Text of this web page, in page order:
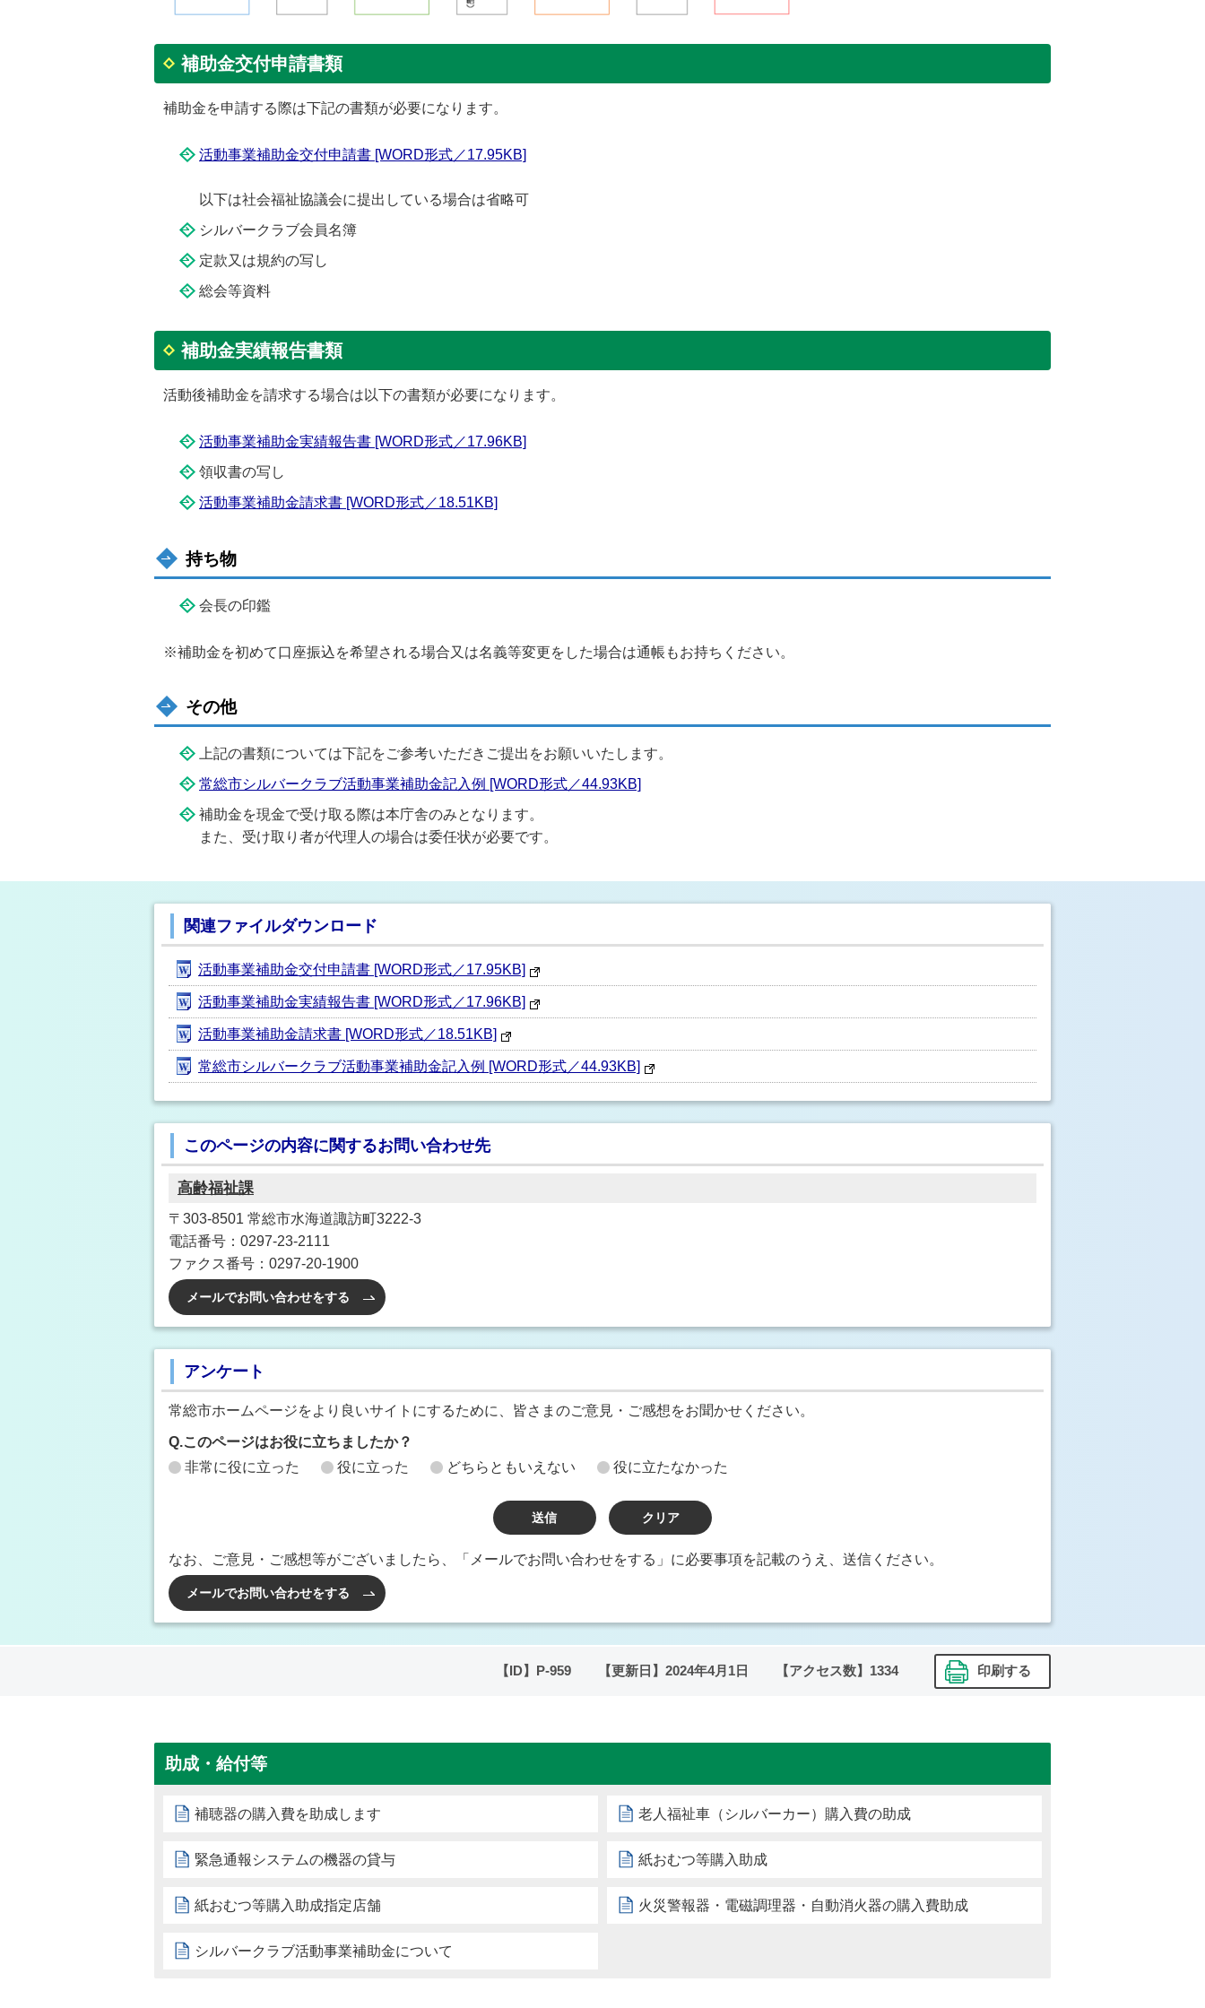
補助金交付申請書類
補助金を申請する際は下記の書類が必要になります。
活動事業補助金交付申請書 [WORD形式／17.95KB]
以下は社会福祉協議会に提出している場合は省略可
シルバークラブ会員名簿
定款又は規約の写し
総会等資料
補助金実績報告書類
活動後補助金を請求する場合は以下の書類が必要になります。
活動事業補助金実績報告書 [WORD形式／17.96KB]
領収書の写し
活動事業補助金請求書 [WORD形式／18.51KB]
持ち物
会長の印鑑
※補助金を初めて口座振込を希望される場合又は名義等変更をした場合は通帳もお持ちください。
その他
上記の書類については下記をご参考いただきご提出をお願いいたします。
常総市シルバークラブ活動事業補助金記入例 [WORD形式／44.93KB]
補助金を現金で受け取る際は本庁舎のみとなります。
また、受け取り者が代理人の場合は委任状が必要です。
関連ファイルダウンロード
活動事業補助金交付申請書 [WORD形式／17.95KB]
活動事業補助金実績報告書 [WORD形式／17.96KB]
活動事業補助金請求書 [WORD形式／18.51KB]
常総市シルバークラブ活動事業補助金記入例 [WORD形式／44.93KB]
このページの内容に関するお問い合わせ先
高齢福祉課
〒303-8501 常総市水海道諏訪町3222-3
電話番号：0297-23-2111
ファクス番号：0297-20-1900
メールでお問い合わせをする
アンケート
常総市ホームページをより良いサイトにするために、皆さまのご意見・ご感想をお聞かせください。
Q.このページはお役に立ちましたか？
非常に役に立った
役に立った どちらともいえない 役に立たなかった
なお、ご意見・ご感想等がございましたら、「メールでお問い合わせをする」に必要事項を記載のうえ、送信ください。
メールでお問い合わせをする
【ID】 P-959 【更新日】 2024年4月1日 【アクセス数】 1334 印刷する
助成・給付等
補聴器の購入費を助成します 老人福祉車（シルバーカー）購入費の助成
緊急通報システムの機器の貸与 紙おむつ等購入助成
紙おむつ等購入助成指定店舗 火災警報器・電磁調理器・自動消火器の購入費助成
シルバークラブ活動事業補助金について